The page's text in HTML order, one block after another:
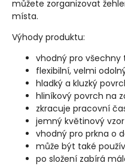
můžete zorganizovat
místa.
Výhody produktu:
vhodný pro všechny
flexibilní, velmi
hladký a kluzký
hliníkový povrch na
zkracuje pracovní
jemný květinový
vhodný pro prkna o
může být také
po složení zabírá